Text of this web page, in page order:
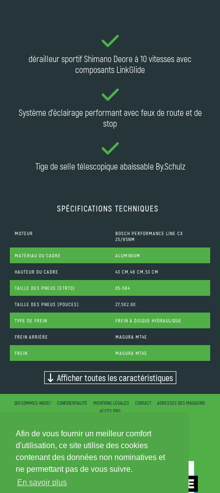
Afin de vous fournir un meilleur comfort
d'utilisation, ce site utilise des cookies
contenant des données non nominatives et
ne permettant pas de vous suivre.
En savoir plus
dérailleur sportif Shimano Deore à 10 vitesses avec
composants LinkGlide
Système d'éclairage performant avec feux de route et de
stop
Tige de selle télescopique abaissable By.Schulz
SPÉCIFICATIONS TECHNIQUES
MOTEUR
BOSCH PERFORMANCE LINE CX
25/85NM
MATÉRIAU DU CADRE ALUMINIUM
HAUTEUR DU CADRE 43 CM,48 CM,53 CM
TAILLE DES PNEUS (ETRTO) 65-584
TAILLE DES PNEUS (POUCES) 27,5X2.60
TYPE DE FREIN FREIN À DISQUE HYDRAULIQUE
FREIN ARRIÈRE MAGURA MT4E
FREIN MAGURA MT4E
Afficher toutes les caractéristiques
QUI SOMMES-NOUS? CONFIDENTIALITÉ MENTIONS LÉGALES CONTACT
ADRESSES DES MAGASINS
ACCÈS PRO